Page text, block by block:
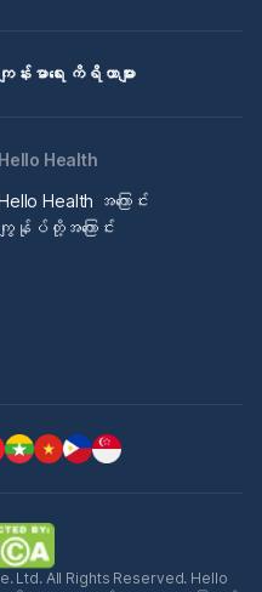
ျန်းမာရေး ကိရိယာများ
Hello Health
Health အကြောင်း
ျွန်ုပ်တို့အကြောင်း
Ltd. All Rights Reserved. Hello